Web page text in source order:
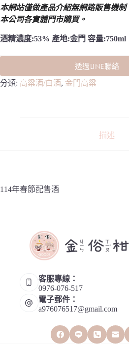
格：
NT$ 750。
格：
NT$ 670。
本網站僅做產品介紹無網路販售機制
本公司各實體門市購買。
酒精濃度:53% 產地:金門 容量:750ml
透過LINE聯絡
分類: 高粱酒/白酒, 金門高粱
描述
114年春節配售酒
客服專線：
0976-076-517
電子郵件：
a976076517@gmail.com